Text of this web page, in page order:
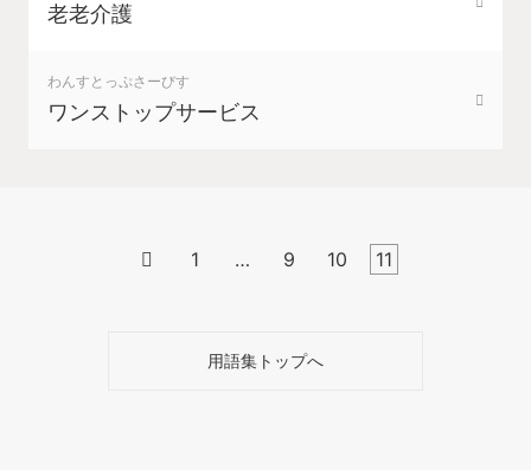
老老介護
わんすとっぷさーびす
ワンストップサービス
 1 … 9 10 11
用語集トップへ